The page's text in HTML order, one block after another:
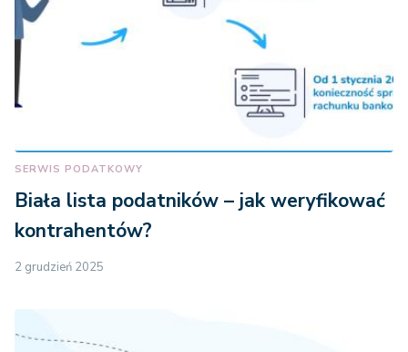
SERWIS PODATKOWY
Biała lista podatników – jak weryfikować
kontrahentów?
2 grudzień 2025